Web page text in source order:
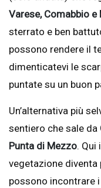
Varese, Comabbio e
sterrato e ben
possono rendere il
dimenticatevi le
puntate su un buon
Un’alternativa più
sentiero che sale da
Punta di Mezzo. Qui
vegetazione
possono incontrare